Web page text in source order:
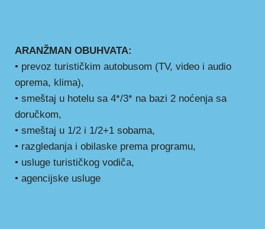
ARANŽMAN OBUHVATA:
• prevoz turističkim autobusom (TV, video i audio
oprema, klima),
• smeštaj u hotelu sa 4*/3* na bazi 2 noćenja sa
doručkom,
• smeštaj u 1/2 i 1/2+1 sobama,
• razgledanja i obilaske prema programu,
• usluge turističkog vodiča,
• agencijske usluge